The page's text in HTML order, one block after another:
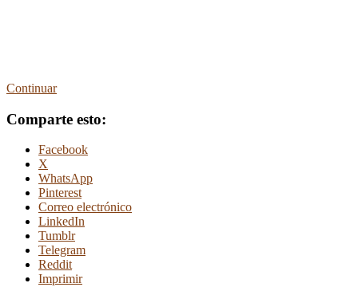
Continuar
Comparte esto:
Facebook
X
WhatsApp
Pinterest
Correo electrónico
LinkedIn
Tumblr
Telegram
Reddit
Imprimir